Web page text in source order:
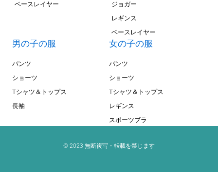
ベースレイヤー
ジョガー
レギンス
ベースレイヤー
男の子の服
パンツ
ショーツ
Tシャツ＆トップス
長袖
女の子の服
パンツ
ショーツ
Tシャツ＆トップス
レギンス
スポーツブラ
© 2023 無断複写・転載を禁じます